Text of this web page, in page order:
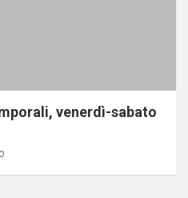
venerdì-sabato